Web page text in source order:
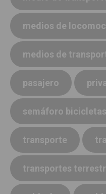
medios de
medios de
pasajero
semáforo bicicletas
transporte
transportes